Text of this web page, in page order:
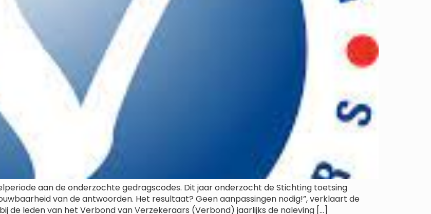
aan de onderzochte gedragscodes. Dit jaar onderzocht de Stichting toetsing
van de antwoorden. Het resultaat? Geen aanpassingen nodig!”, verklaart de
de leden van het Verbond van Verzekeraars (Verbond) jaarlijks de naleving […]